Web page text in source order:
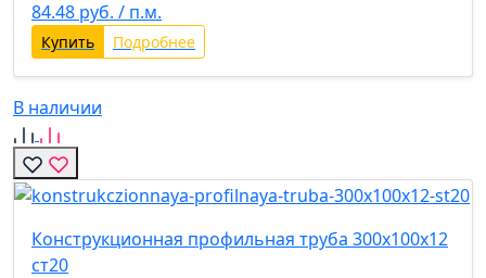
84.48 руб. / п.м.
Купить Подробнее
В наличии
Конструкционная профильная труба 300х100х12
ст20